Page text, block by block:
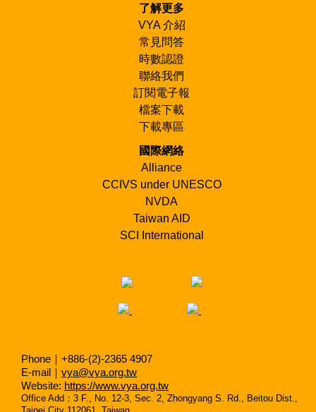
冬季 團隊計畫正式公告招募
冬季 團隊計畫系列講座與分享會
了解更多
VYA 介紹
常見問答
時數認證
聯絡我們
訂閱電子報
檔案下載
下載專區
國際網絡
Alliance
CCIVS under UNESCO
NVDA
Taiwan AID
SCI International
Phone｜+886-(2)-2365 4907
E-mail｜ vya@vya.org.tw
Website: https://www.vya.org.tw
Office Add ：3 F., No. 12-3, Sec. 2, Zhongyang S. Rd., Beitou Dist.,